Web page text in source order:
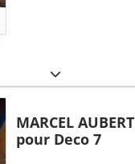
MARCEL AUBERT
pour Deco 7